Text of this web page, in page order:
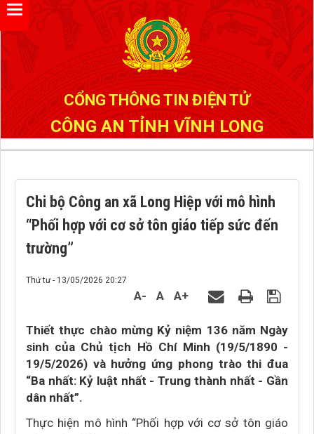
CỔNG THÔNG TIN ĐIỆN TỬ
CÔNG AN TỈNH VĨNH LONG
Chi bộ Công an xã Long Hiệp với mô hình
“Phối hợp với cơ sở tôn giáo tiếp sức đến
trường”
Thứ tư - 13/05/2026 20:27
A- A A+
Thiết thực chào mừng Kỷ niệm 136 năm Ngày
sinh của Chủ tịch Hồ Chí Minh (19/5/1890 -
19/5/2026) và hưởng ứng phong trào thi đua
“Ba nhất: Kỷ luật nhất - Trung thành nhất - Gần
dân nhất”.
Thực hiện mô hình “Phối hợp với cơ sở tôn giáo